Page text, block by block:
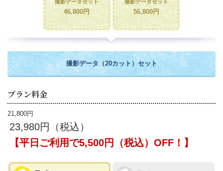
撮影データセット
46,800円
撮影データセット
56,800円
撮影データ（20カット）セット
プラン料金
21,800円
23,980円（税込）
【平日ご利用で5,500円（税込）OFF！】